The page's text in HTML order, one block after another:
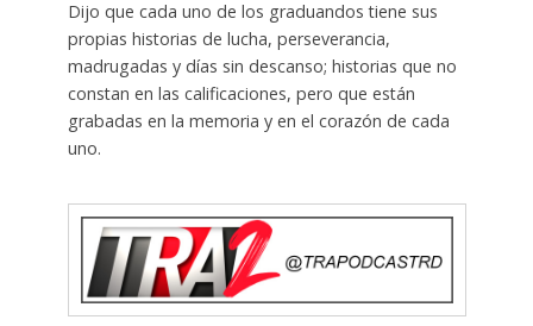
Dijo que cada uno de los graduandos tiene sus
propias historias de lucha, perseverancia,
madrugadas y días sin descanso; historias que no
constan en las calificaciones, pero que están
grabadas en la memoria y en el corazón de cada
uno.